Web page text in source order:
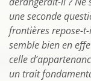
une seconde
frontières repose-
semble bien en
celle
un trait